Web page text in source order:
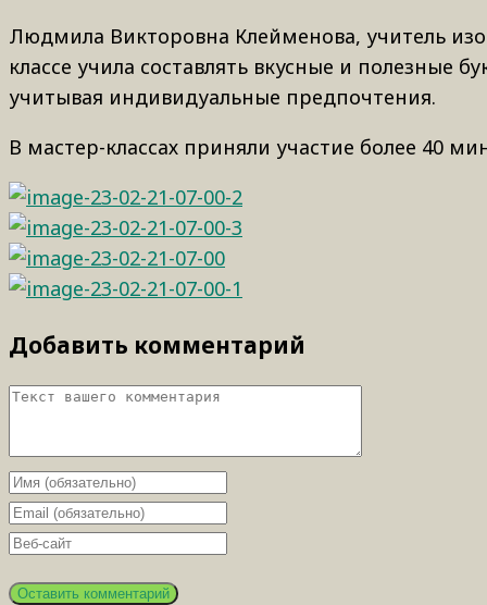
Людмила Викторовна Клейменова, учитель
классе учила составлять вкусные и полезные
учитывая индивидуальные предпочтения.
В мастер-классах приняли участие более 40
Добавить комментарий